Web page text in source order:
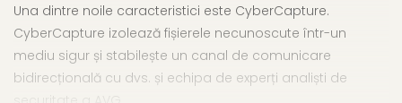
Una dintre noile caracteristici este CyberCapture.
CyberCapture izolează fișierele necunoscute într-un
mediu sigur și stabilește un canal de comunicare
bidirecțională cu dvs. și echipa de experți analiști de